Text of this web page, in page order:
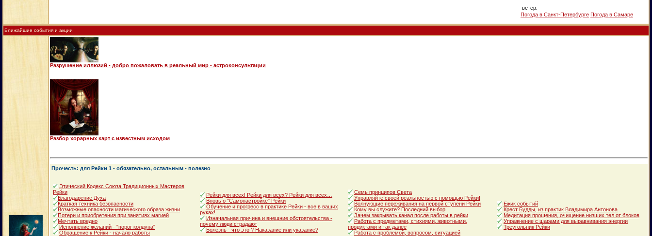
ветер:
Погода в Санкт-Петербурге Погода в Самаре
Ближайшие события и акции
Разрушение иллюзий - добро пожаловать в реальный мир - астроконсультации
Разбор хорарных карт с известным исходом
Прочесть: для Рейки 1 - обязательно, остальным - полезно
Этический Кодекс Союза Традиционных Мастеров
Рейки
Благодарение Духа
Краткая техника безопасности
Возможные опасности магического образа жизни
Потери и приобретения при занятиях магией
Мечтать вредно
Исполнение желаний - "порог колдуна"
Обращение к Рейки - начало работы
Рейки для всех! Рейки для всех? Рейки для всех…
Вновь о "Самонастройке" Рейки
Обучение и прогресс в практике Рейки - все в ваших
руках!
Изначальная причина и внешние обстоятельства -
почему люди страдают
Болезнь - что это ? Наказание или указание?
Семь принципов Света
Управляйте своей реальностью с помощью Рейки!
Волнующие переживания на первой ступени Рейки
Кому вы служите? Последний выбор
Зачем закрывать канал после работы в рейки
Работа с предметами, стихиями, животными,
продуктами и так далее
Работа с проблемой, вопросом, ситуацией
Ёжик событий
Крест Будды, из практик Владимира Антонова
Медитация прощения, очищение низших тел от блоков
Упражнение с шарами для выравнивания энергии
Треугольник Рейки